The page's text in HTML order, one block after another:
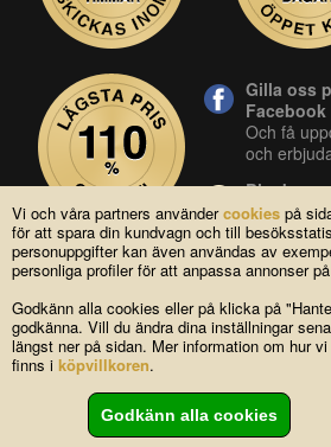
Vi och våra partners användercookies på
för att spara din kundvagn och till
personuppgifter kan även användas av
personliga profiler för att anpassa annonser
Godkänn alla cookies eller på klicka på
godkänna. Vill du ändra dina inställningar
längst ner på sidan. Mer information om hur
finns i köpvillkoren.
Gilla oss
Facebook
Och få
och
Blocket
Vår butik
YouTube
Se våra
Copyright © 2004-2026
FAQ|Om oss|Köpvillkor|